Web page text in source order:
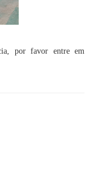
por favor entre em